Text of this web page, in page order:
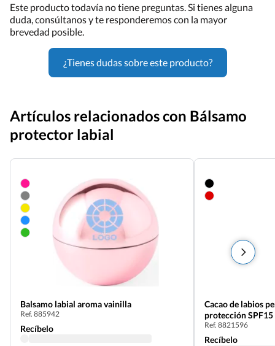
Este producto todavía no tiene preguntas. Si tienes alguna
duda, consúltanos y te responderemos con la mayor
brevedad posible.
¿Tienes dudas sobre este producto?
Artículos relacionados con Bálsamo
protector labial
Balsamo labial aroma vainilla
Ref. 885942
Recíbelo
Cacao de labios
protección
Ref. 8821596
Recíbelo